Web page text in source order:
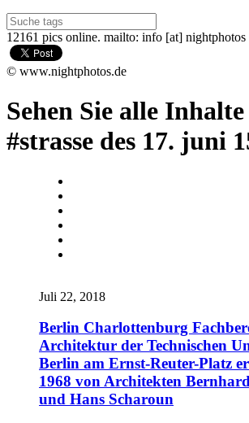
12161 pics online. mailto: info [at]
© www.nightphotos.de
Sehen Sie alle
#strasse des 17. juni
Juli 22, 2018
Berlin Charlottenburg
Architektur der Technischen
Berlin am Ernst-Reuter-Platz
1968 von Architekten
und Hans Scharoun